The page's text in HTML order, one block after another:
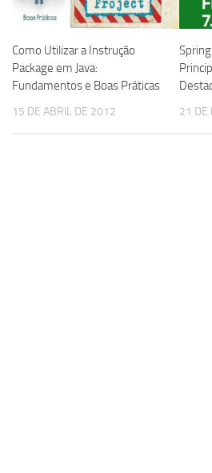
Como Utilizar a Instrução
Package em Java:
Fundamentos e Boas Práticas
15 DE ABRIL DE 2012 21 DE